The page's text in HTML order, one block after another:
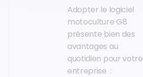
Adopter le logiciel
motoculture G8
présente bien des
avantages au
quotidien pour votre
entreprise :